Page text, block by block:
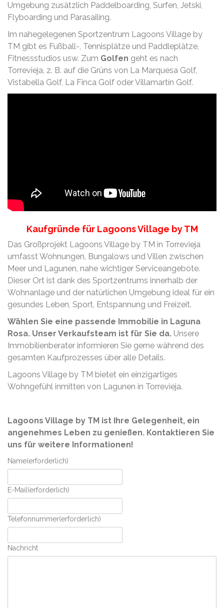
Umgebung zusätzlich Paddelboarding, Surfen, Jetski,
Flyboarding und Parasailing.
Im nahegelegenen Sportzentrum Lagoons Village by
TM gibt es Fußball-, Tennisplätze und Paddleplätze,
Fitnessstudios usw. Zum Golfen geht es nach
Torrevieja, z. B. auf die Grüns von La Marquesa Golf,
Vistabella Golf, La Finca Golf oder Villamartín Golf.
Kaufgründe für Lagoons Village by TM
Das Großprojekt Lagoons Village by TM in Torrevieja
umfasst Wohnungen, Bungalows und Villen zwischen
Meer und Lagunen, nahe wichtiger Serviceangebote.
Dieser Ort ist dank des Sportzentrums innerhalb der
Wohnanlage und der natürlichen Umgebung ideal für ein
gesundes Leben, Sport, Entspannung und Freizeit.
Wählen Sie eine passende Immobilie in Laguna
Rosa. Unser Verkaufsteam ist für Sie da. Unsere
Immobilienberater informieren Sie gerne während des
gesamten Kaufprozesses über alle Details.
Lagoons Village by TM bietet ein einzigartiges
Wohngefühl inmitten von Lagunen in Torrevieja.
Lagoons Village by TM ist Ihre Gelegenheit, ein
angenehmes Leben zu genießen. Kontaktieren Sie
uns für weitere Informationen!
Name(erforderlich)
E-Mail (erforderlich)
Telefonnummer(erforderlich)
Nachricht